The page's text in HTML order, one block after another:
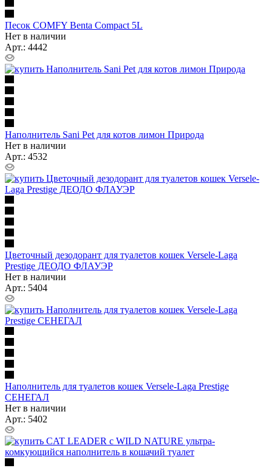
Песок COMFY Benta Compact 5L
Нет в наличии
Арт.: 4442
Наполнитель Sani Pet для котов лимон Природа
Нет в наличии
Арт.: 4532
Цветочный дезодорант для туалетов кошек Versele-Laga
Prestige ДЕОДО ФЛАУЭР
Нет в наличии
Арт.: 5404
Наполнитель для туалетов кошек Versele-Laga Prestige
СЕНЕГАЛ
Нет в наличии
Арт.: 5402